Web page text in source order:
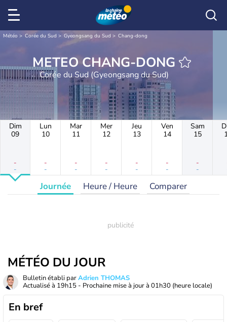
Météo Corée du Sud Gyeongsang du Sud Chang-dong
METEO CHANG-DONG
Corée du Sud (Gyeongsang du Sud)
Dim
09
-
-
Lun
10
-
-
Mar
11
-
-
Mer
12
-
-
Jeu
13
-
-
Ven
14
-
-
Sam
15
-
-
Journée Heure / Heure Comparer
MÉTÉO DU JOUR
Bulletin établi parAdrien THOMAS
Actualisé à 19h15 - Prochaine mise à jour à 01h30 (heure locale)
En bref